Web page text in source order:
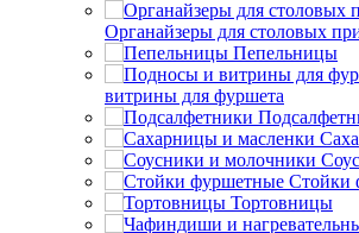
Органайзеры для столовых
Пепельницы
витрины для фуршета
Стойки
Тортовницы